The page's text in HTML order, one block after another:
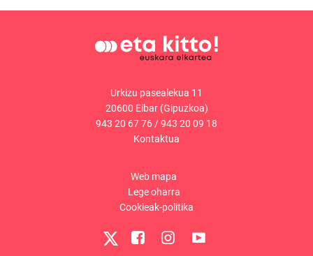
Urkizu pasealekua 11
20600 Eibar (Gipuzkoa)
943 20 67 76 /943 20 09 18
Kontaktua
Web mapa
Lege oharra
Cookieak-politika